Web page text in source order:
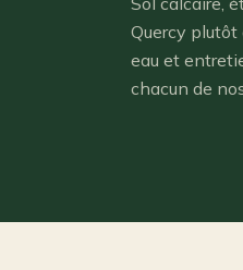
Quercy plutôt
eau et
chacun de